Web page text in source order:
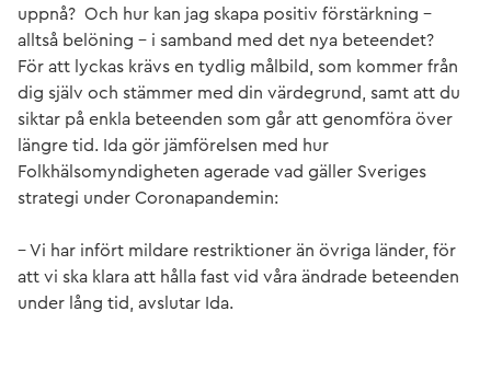
uppnå? Och hur kan jag skapa positiv förstärkning –
alltså belöning – i samband med det nya beteendet?
För att lyckas krävs en tydlig målbild, som kommer från
dig själv och stämmer med din värdegrund, samt att du
siktar på enkla beteenden som går att genomföra över
längre tid. Ida gör jämförelsen med hur
Folkhälsomyndigheten agerade vad gäller Sveriges
strategi under Coronapandemin:
– Vi har infört mildare restriktioner än övriga länder, för
att vi ska klara att hålla fast vid våra ändrade beteenden
under lång tid, avslutar Ida.